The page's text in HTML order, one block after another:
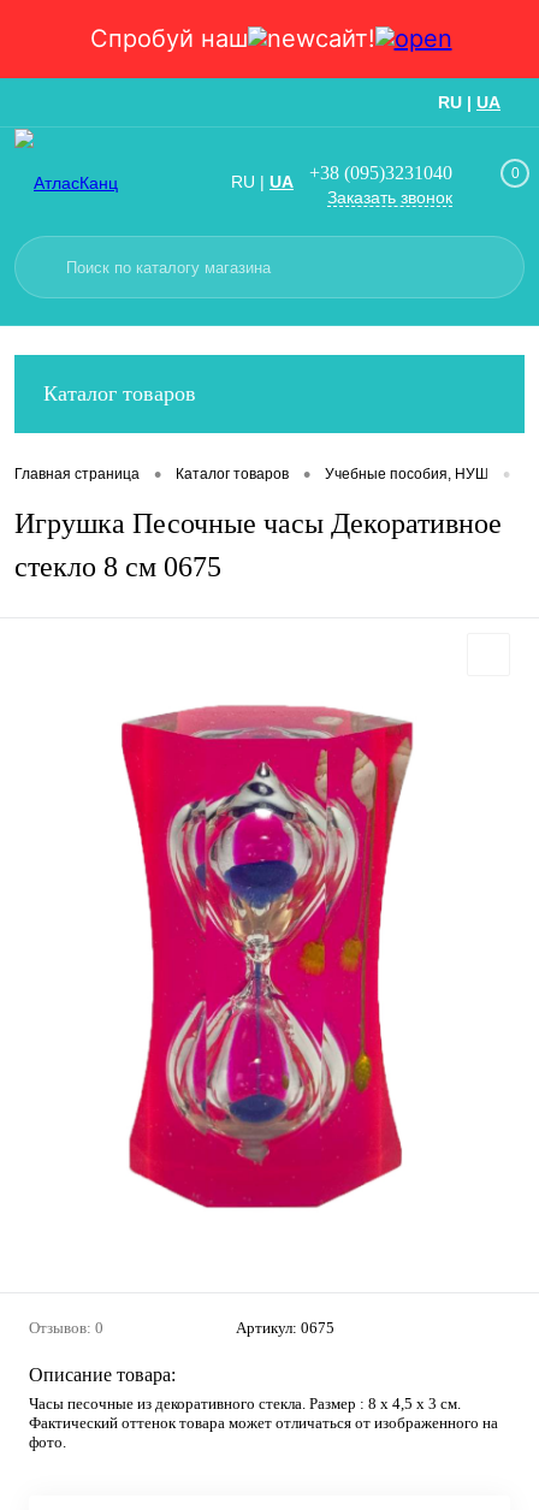
Спробуй наш сайт!
RU | UA
RU | UA +38 (095)3231040
Заказать звонок
0
Каталог товаров
Главная страница • Каталог товаров • Учебные пособия, НУШ •
Игрушка Песочные часы Декоративное
стекло 8 см 0675
Отзывов: 0 Артикул: 0675
Описание товара:
Часы песочные из декоративного стекла. Размер : 8 х 4,5 х 3 см.
Фактический оттенок товара может отличаться от изображенного на
фото.